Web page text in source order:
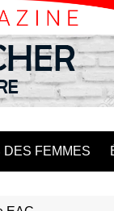
DES FEMMES